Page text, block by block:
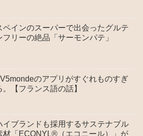
ペインのスーパーで出会ったグルテ
フリーの絶品「サーモンパテ」
のアプリがすぐれものすぎ
。【フランス語の話】
イブランドも採用するサステナブル
材「ECONYL®（エコニール）」が